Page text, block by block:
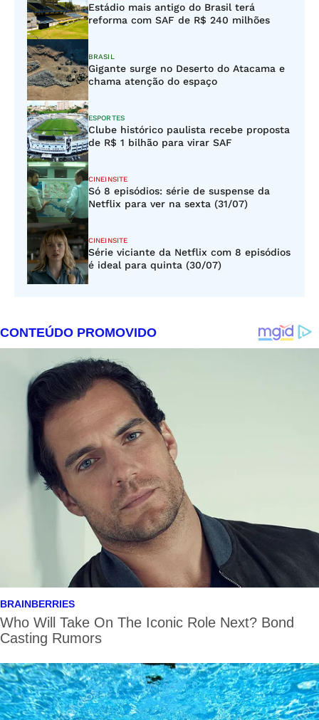
Estádio mais antigo do Brasil terá
reforma com SAF de R$ 240 milhões
BRASIL
Gigante surge no Deserto do Atacama e
chama atenção do espaço
ESPORTES
Clube histórico paulista recebe proposta
de R$ 1 bilhão para virar SAF
CINEINSITE
Só 8 episódios: série de suspense da
Netflix para ver na sexta (31/07)
CINEINSITE
Série viciante da Netflix com 8 episódios
é ideal para quinta (30/07)